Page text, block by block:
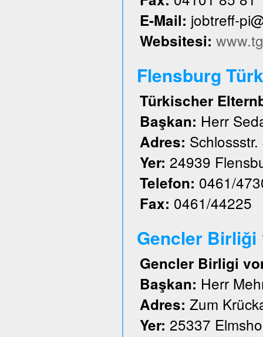
E-Mail: jobtreff-
Websitesi:
Flensburg
Türkischer
Başkan: Herr
Adres: Schlossstr.
Yer: 24939
Telefon: 0461/
Fax: 0461/44225
Gencler Birliği
Gencler Birligi
Başkan: Herr
Adres: Zum
Yer: 25337